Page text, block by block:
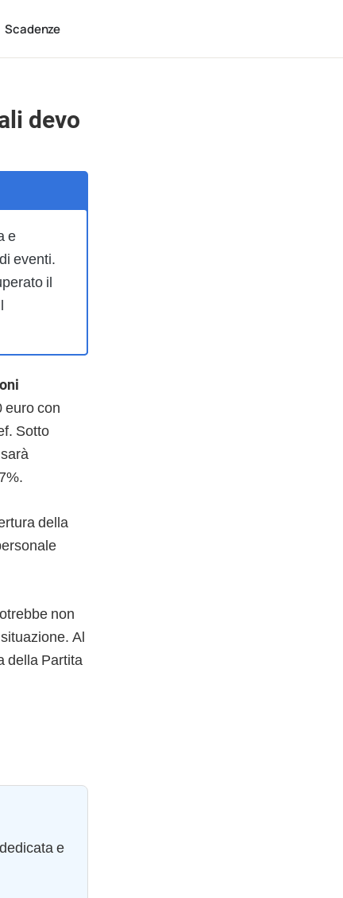
Scadenze
devo
e
eventi.
il
euro con
Sotto
della
non
Al
della Partita
e